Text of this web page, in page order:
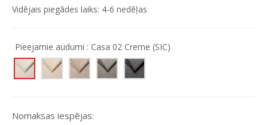
Vidējais piegādes laiks: 4-6 nedēļas
Pieejamie audumi : Casa 02 Creme (SIC)
Nomaksas iespējas: